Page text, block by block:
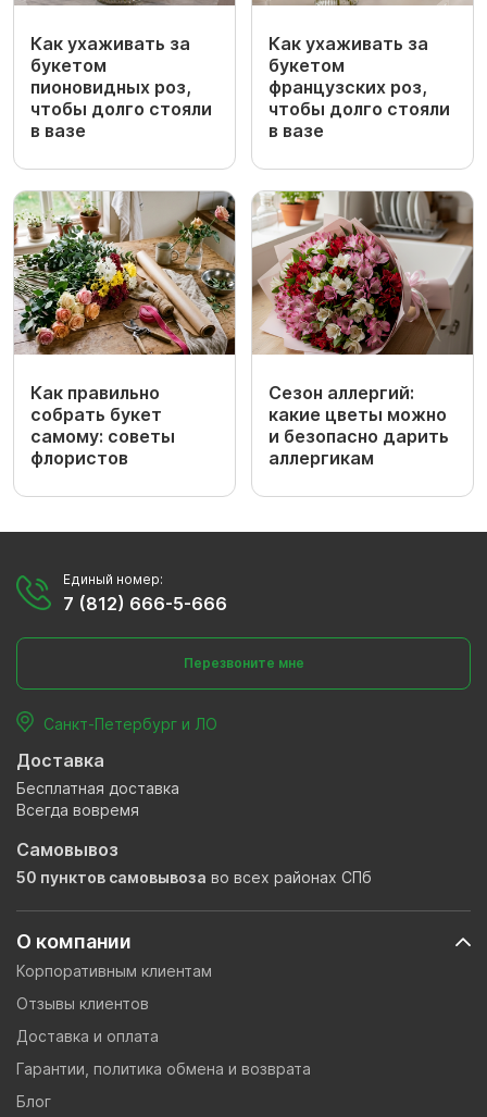
Как ухаживать за
букетом
пионовидных роз,
чтобы долго стояли
в вазе
Как ухаживать за
букетом
французских роз,
чтобы долго стояли
в вазе
Как правильно
собрать букет
самому: советы
флористов
Сезон аллергий:
какие цветы можно
и безопасно дарить
аллергикам
О компании
Корпоративным клиентам
Отзывы клиентов
Доставка и оплата
Гарантии, политика обмена и возврата
Блог
Единый номер:
7 (812) 666-5-666
Перезвоните мне
Санкт-Петербург и ЛО
Доставка
Бесплатная доставка
Всегда вовремя
Самовывоз
50 пунктов самовывоза во всех районах СПб